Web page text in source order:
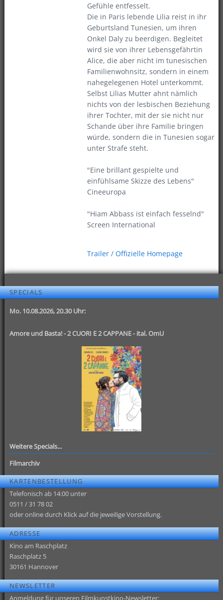
Gefühle entfesselt.
Die in Paris lebende Lilia reist in ihr
Geburtsland Tunesien, um ihren
Onkel Daly zu beerdigen. Begleitet
wird sie von ihrer Lebensgefährtin
Alice, die aber nicht im tunesischen
Familienwohnsitz, sondern in einem
nahegelegenen Hotel unterkommt.
Selbst Lilias Mutter ahnt nämlich
nichts von der lesbischen Beziehung
ihrer Tochter, mit der sie nicht nur
Schande über ihre Familie bringen
würde, sondern die in Tunesien sogar
unter Strafe steht.
"Eine brillant gespielte und
einfühlsame Skizze des Lebens"
Cineeuropa
"Hiam Abbass ist einfach fesselnd"
Screen International
Trailer / Offizielle Homepage
SPECIALS
Mo. 10.08.2026, 20.30 Uhr:
Amore und Basta! - 2 CUORI E 2 CAPPANE - ital. OmU
Weitere Specials...
Filmarchiv
KARTENBESTELLUNG
Telefonisch ab 14:00 unter
0511 / 31 78 02
oder online durch Klick auf die jeweilige Vorstellung.
ADRESSE
Kino am Raschplatz
Raschplatz 5
30161 Hannover
NEWSLETTER
Anmeldung für unseren Filmkunstkino-Newsletter: